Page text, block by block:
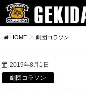
HOME 劇団コラソン
2019年8月1日
劇団コラソン